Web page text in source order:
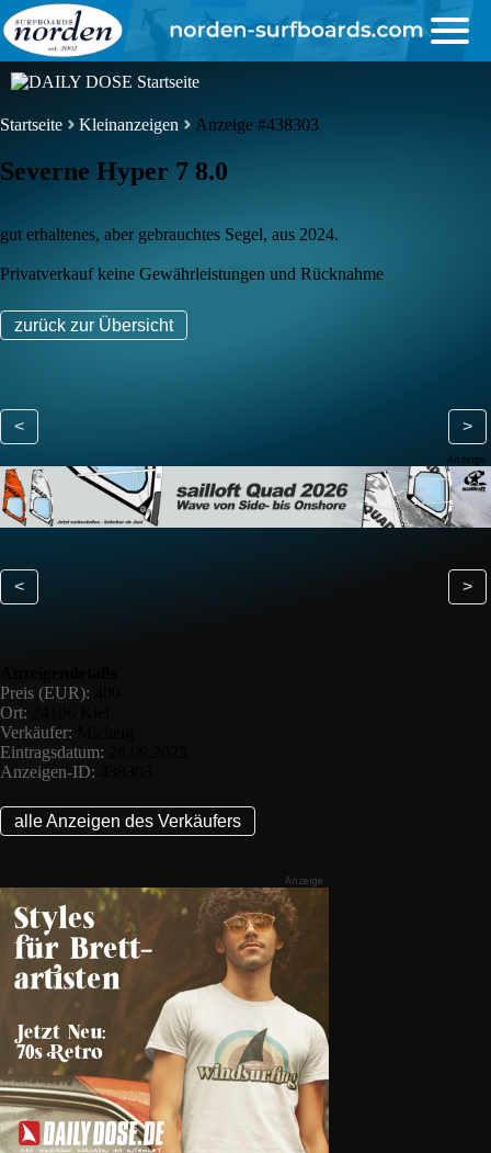
Startseite Kleinanzeigen Anzeige #438303
Severne Hyper 7 8.0
gut erhaltenes, aber gebrauchtes Segel, aus 2024.
Privatverkauf keine Gewährleistungen und Rücknahme
zurück zur Übersicht
< >
< >
Preis (EUR):
Ort:
Verkäufer:
Eintragsdatum:
Anzeigen-ID:
alle Anzeigen des Verkäufers